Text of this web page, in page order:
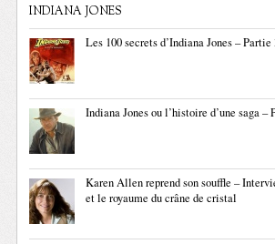
INDIANA JONES
Les 100 secrets d’Indiana Jones –
Indiana Jones ou l’histoire d’une saga –
Karen Allen reprend son souffle –
et le royaume du crâne de cristal